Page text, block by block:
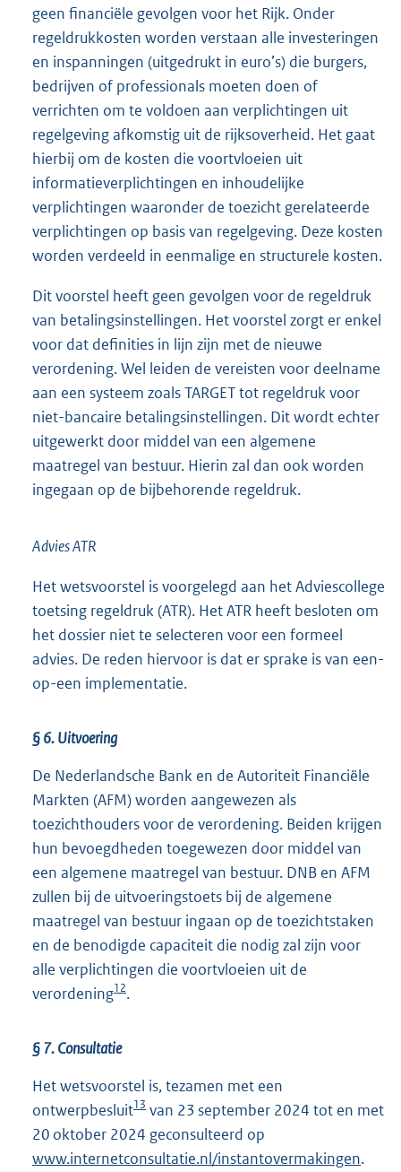
geen financiële gevolgen voor het Rijk. Onder
regeldrukkosten worden verstaan alle investeringen
en inspanningen (uitgedrukt in euro’s) die burgers,
bedrijven of professionals moeten doen of
verrichten om te voldoen aan verplichtingen uit
regelgeving afkomstig uit de rijksoverheid. Het gaat
hierbij om de kosten die voortvloeien uit
informatieverplichtingen en inhoudelijke
verplichtingen waaronder de toezicht gerelateerde
verplichtingen op basis van regelgeving. Deze kosten
worden verdeeld in eenmalige en structurele kosten.
Dit voorstel heeft geen gevolgen voor de regeldruk
van betalingsinstellingen. Het voorstel zorgt er enkel
voor dat definities in lijn zijn met de nieuwe
verordening. Wel leiden de vereisten voor deelname
aan een systeem zoals TARGET tot regeldruk voor
niet-bancaire betalingsinstellingen. Dit wordt echter
uitgewerkt door middel van een algemene
maatregel van bestuur. Hierin zal dan ook worden
ingegaan op de bijbehorende regeldruk.
Advies ATR
Het wetsvoorstel is voorgelegd aan het Adviescollege
toetsing regeldruk (ATR). Het ATR heeft besloten om
het dossier niet te selecteren voor een formeel
advies. De reden hiervoor is dat er sprake is van een-
op-een implementatie.
§ 6. Uitvoering
De Nederlandsche Bank en de Autoriteit Financiële
Markten (AFM) worden aangewezen als
toezichthouders voor de verordening. Beiden krijgen
hun bevoegdheden toegewezen door middel van
een algemene maatregel van bestuur. DNB en AFM
zullen bij de uitvoeringstoets bij de algemene
maatregel van bestuur ingaan op de toezichtstaken
en de benodigde capaciteit die nodig zal zijn voor
alle verplichtingen die voortvloeien uit de
verordening12.
§ 7. Consultatie
Het wetsvoorstel is, tezamen met een
ontwerpbesluit13 van 23 september 2024 tot en met
20 oktober 2024 geconsulteerd op
www.internetconsultatie.nl/instantovermakingen.